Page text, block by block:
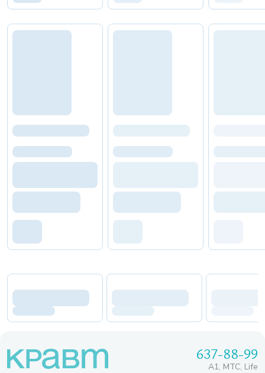
637-88-99
A1, МТС, Life